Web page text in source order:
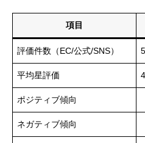
項目
評価件数（EC/公式/SNS）
平均星評価
ポジティブ傾向
ネガティブ傾向